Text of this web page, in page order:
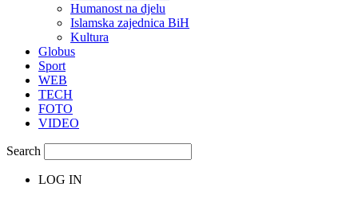
Humanost na djelu
Islamska zajednica BiH
Kultura
Globus
Sport
WEB
TECH
FOTO
VIDEO
Search
LOG IN